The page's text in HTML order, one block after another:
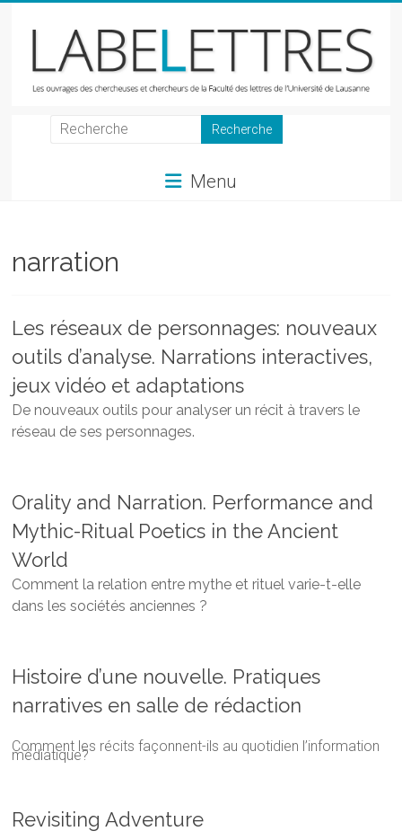
LabeLettres
chercheurs
Faculté
des
lettres
Menu
narration
Les réseaux de personnages: nouveaux
outils d’analyse. Narrations interactives,
jeux vidéo et adaptations
De nouveaux outils pour analyser un récit à travers le
réseau de ses personnages.
Orality and Narration. Performance and
Mythic-Ritual Poetics in the Ancient
World
Comment la relation entre mythe et rituel varie-t-elle
dans les sociétés anciennes ?
Histoire d’une nouvelle. Pratiques
narratives en salle de rédaction
Comment les récits façonnent-ils au quotidien l’information
médiatique?
Revisiting Adventure